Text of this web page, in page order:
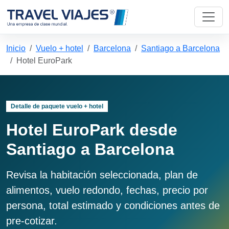
Inicio Vuelo + hotel Barcelona
Santiago a Barcelona
Hotel EuroPark
Detalle de paquete vuelo + hotel
Hotel EuroPark desde
Santiago a Barcelona
Revisa la habitación seleccionada, plan de
alimentos, vuelo redondo, fechas, precio por
persona, total estimado y condiciones antes de
pre-cotizar.